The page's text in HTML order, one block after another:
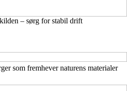
– sørg for stabil drift
som fremhever naturens materialer